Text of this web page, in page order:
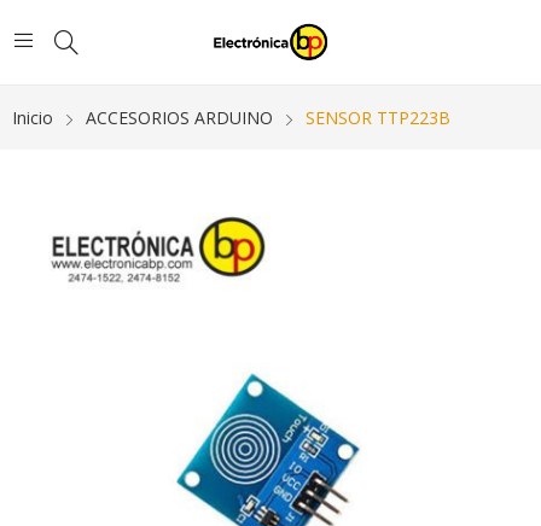
Inicio ACCESORIOS ARDUINO SENSOR TTP223B